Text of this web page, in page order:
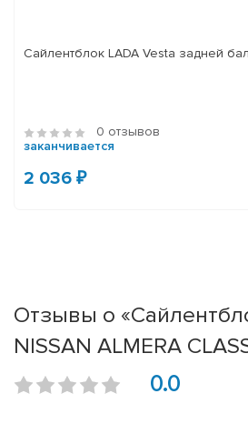
Сайлентблок LADA Vesta задней
0 отзывов
заканчивается
2 036 ₽
Отзывы о
NISSAN ALMERA
0.0